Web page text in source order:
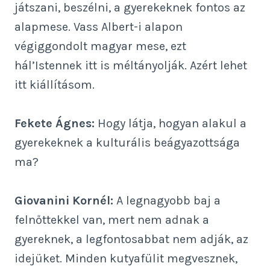
játszani, beszélni, a gyerekeknek fontos az
alapmese. Vass Albert-i alapon
végiggondolt magyar mese, ezt
hál’Istennek itt is méltányolják. Azért lehet
itt kiállításom.
Fekete Ágnes: Hogy látja, hogyan alakul a
gyerekeknek a kulturális beágyazottsága
ma?
Giovanini Kornél: A legnagyobb baj a
felnőttekkel van, mert nem adnak a
gyereknek, a legfontosabbat nem adják, az
idejüket. Minden kutyafülit megvesznek,